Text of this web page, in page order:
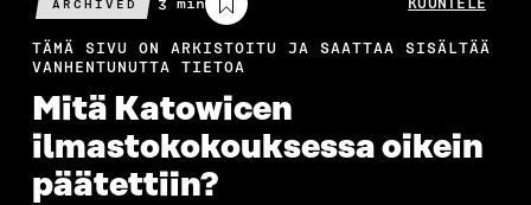
ARCHIVED
lukuaika
TÄMÄ SIVU ON ARKISTOITU JA SAATTAA SISÄLTÄÄ
VANHENTUNUTTA TIETOA
Mitä Katowicen
ilmastokokouksessa oikein
päätettiin?